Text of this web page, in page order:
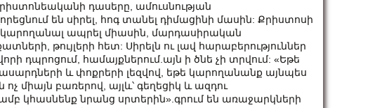
դասերը, ամուսնության
են սիրել, հոգ տանել դիմացինի մասին: Քրիստոսի
կարողանալ ապրել միասին, մարդասիրական
թույլերի հետ: Սիրելն ու լավ հարաբերություններ
դպրոցում, համայքներում.այն ի ծնե չի տրվում: «Եթե
և փոքրերի լեզվով, եթե կարողանանք այնպես
միայն բառերով, այլև՝ գեղեցիկ և ազդու
կհասնենք նրանց սրտերին».գրում են առաջարկների